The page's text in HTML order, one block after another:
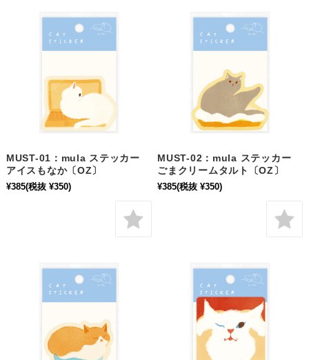
MUST-01：mula ステッカー
アイスもなか〔OZ〕
¥385(税抜 ¥350)
MUST-02：mula ステッカー
ごまクリームタルト〔OZ〕
¥385(税抜 ¥350)